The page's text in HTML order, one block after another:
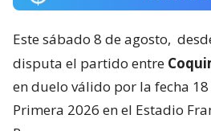
Este sábado 8 de agosto,
disputa el partido entre
en duelo válido por la fecha
Primera 2026 en el Estadio